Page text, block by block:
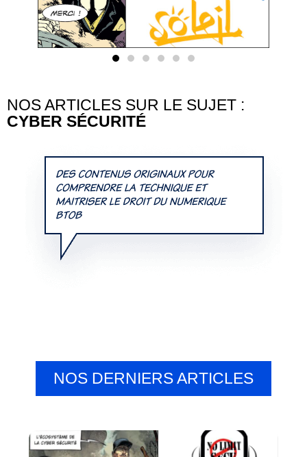
NOS ARTICLES SUR LE SUJET :
CYBER SÉCURITÉ
NOS DERNIERS ARTICLES